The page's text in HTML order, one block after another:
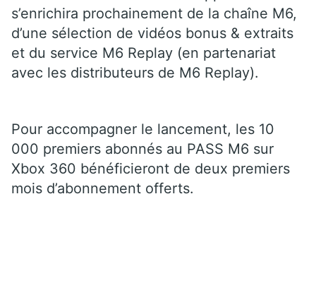
s’enrichira prochainement de la chaîne M6,
d’une sélection de vidéos bonus & extraits
et du service M6 Replay (en partenariat
avec les distributeurs de M6 Replay).
Pour accompagner le lancement, les 10
000 premiers abonnés au PASS M6 sur
Xbox 360 bénéficieront de deux premiers
mois d’abonnement offerts.